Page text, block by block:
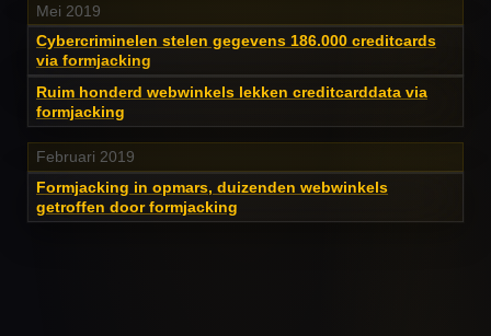
Mei 2019
Cybercriminelen stelen gegevens 186.000 creditcards
via formjacking
Ruim honderd webwinkels lekken creditcarddata via
formjacking
Februari 2019
Formjacking in opmars, duizenden webwinkels
getroffen door formjacking